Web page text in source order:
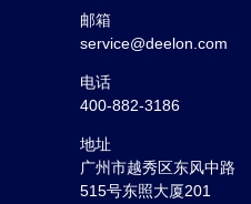
邮箱
service@deelon.com
电话
400-882-3186
地址
广州市越秀区东风中路
515号东照大厦201